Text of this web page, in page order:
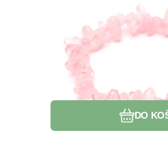
kámen
DO
srdce a přitahuje do života
porozumění.